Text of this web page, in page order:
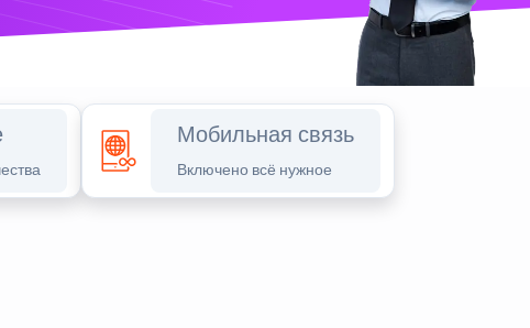
Мобильная связь
Включено всё нужное